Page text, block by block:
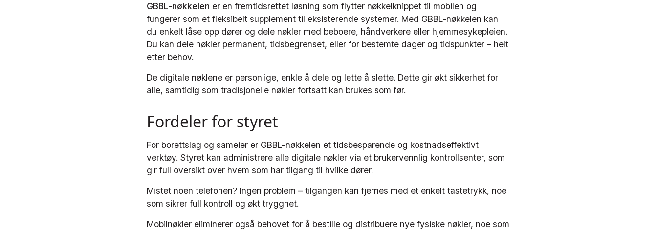
GBBL-nøkkelen er en fremtidsrettet løsning som flytter nøkkelknippet til mobilen og
fungerer som et fleksibelt supplement til eksisterende systemer. Med GBBL-nøkkelen kan
du enkelt låse opp dører og dele nøkler med beboere, håndverkere eller hjemmesykepleien.
Du kan dele nøkler permanent, tidsbegrenset, eller for bestemte dager og tidspunkter – helt
etter behov.
De digitale nøklene er personlige, enkle å dele og lette å slette. Dette gir økt sikkerhet for
alle, samtidig som tradisjonelle nøkler fortsatt kan brukes som før.
Fordeler for styret
For borettslag og sameier er GBBL-nøkkelen et tidsbesparende og kostnadseffektivt
verktøy. Styret kan administrere alle digitale nøkler via et brukervennlig kontrollsenter, som
gir full oversikt over hvem som har tilgang til hvilke dører.
Mistet noen telefonen? Ingen problem – tilgangen kan fjernes med et enkelt tastetrykk, noe
som sikrer full kontroll og økt trygghet.
Mobilnøkler eliminerer også behovet for å bestille og distribuere nye fysiske nøkler, noe som